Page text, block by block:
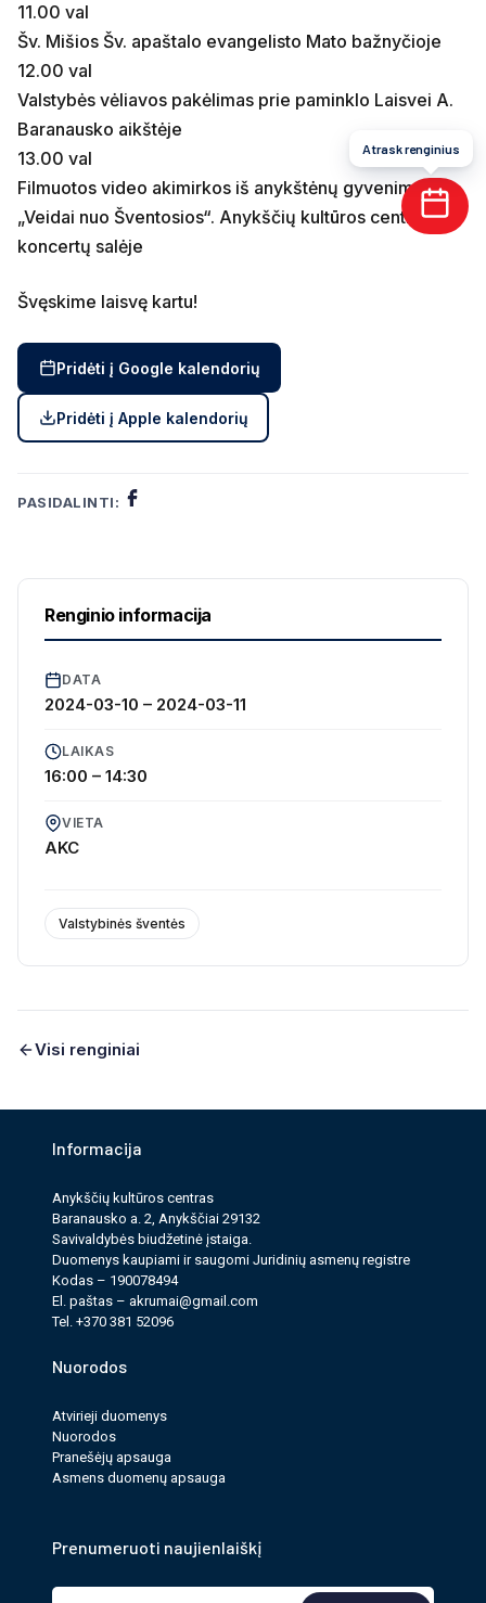
11.00 val
Šv. Mišios Šv. apaštalo evangelisto Mato bažnyčioje
12.00 val
Valstybės vėliavos pakėlimas prie paminklo Laisvei A.
Baranausko aikštėje
13.00 val
Filmuotos video akimirkos iš anykštėnų gyvenimo
„Veidai nuo Šventosios“. Anykščių kultūros centro
koncertų salėje
Švęskime laisvę kartu!
Pridėti į Google kalendorių
Pridėti į Apple kalendorių
PASIDALINTI:
Renginio informacija
DATA
2024-03-10 – 2024-03-11
LAIKAS
16:00 – 14:30
VIETA
AKC
Valstybinės šventės
Visi renginiai
Informacija
Anykščių kultūros cen­tras
Baranausko a. 2, Anykščiai 29132
Savi­valdy­bės biudžet­inė įstaiga.
Duomenys kau­pi­ami ir saugomi Juri­dinių asmenų reg­istre
Kodas – 190078494
El. paš­tas – akrumai@gmail.com
Tel. +370 381 52096
Nuorodos
Atvirieji duomenys
Nuorodos
Pranešėjų apsauga
Asmens duomenų apsauga
Prenumeruoti naujienlaiškį
Atrask renginius